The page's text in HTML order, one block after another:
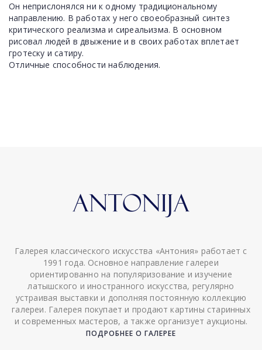
Он неприслонялся ни к одному традициональному
направлению. В работах у него своеобразный синтез
критического реализма и сиреальизма. В основном
рисовал людей в двыжение и в своих работах вплетает
гротеску и сатиру.
Отличные способности наблюдения.
Галерея классического искусства «Антония» работает с
1991 года. Основное направление галереи
ориентированно на популяризование и изучение
латышского и иностранного искусства, регулярно
устраивая выставки и дополняя постоянную коллекцию
галереи. Галерея покупает и продают картины старинных
и современных мастеров, а также организует аукционы.
ПОДРОБНЕЕ О ГАЛЕРЕЕ